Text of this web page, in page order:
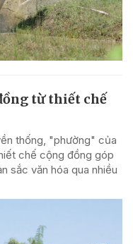
từ thiết chế
thống, "phường" của
chế cộng đồng góp
sắc văn hóa qua nhiều